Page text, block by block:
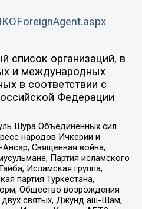
список организаций, в
и международных
в соответствии с
Федерации
Шура Объединенных сил
народов Ичкерии и
Священная война,
Партия исламского
Исламская группа,
партия Туркестана,
Общество возрождения
святых, Джунд аш-Шам,